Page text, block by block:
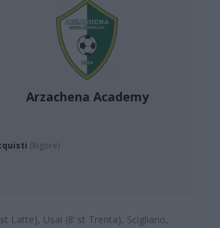
Arzachena Academy
(Rigore)
Latte), Usai (8’ st Trenta), Scigliano,